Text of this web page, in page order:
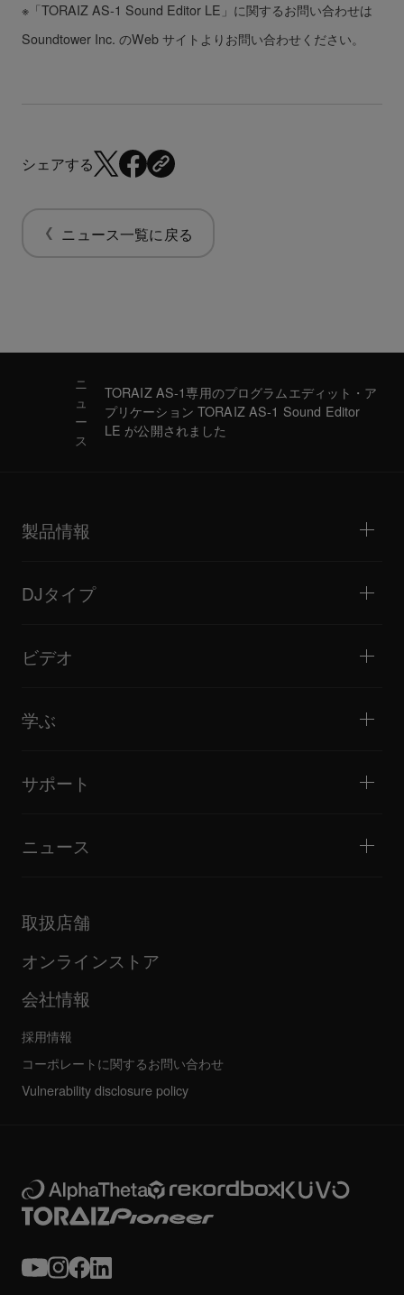
※「TORAIZ AS-1 Sound Editor LE」に関するお問い合わせは
Soundtower Inc. のWeb サイトよりお問い合わせください。
シェアする
ニュース一覧に戻る
ニ
ュ
ー
ス
TORAIZ AS-1専用のプログラムエディット・ア
プリケーション TORAIZ AS-1 Sound Editor
LE が公開されました
製品情報
DJミキサー
オールインワンDJシステム
DJサンプラー
DJエフェクター
モニタースピーカー
ポータブルDJスピーカー
DJタイプ
ライブストリーミング
ミニクラブ / バー・ラウンジ
バトル / パフォーマンス
音楽制作
ビデオ
チュートリアル
ヒント・テクニック
カルチャー
ドキュメンタリー
学ぶ
DJスクール
Open format/Hip Hop DJにお勧めの製品
サポート
サポートゲートウェイを見る
ファームウェア・ドライバのダウンロード
FAQ
コミュニティフォーラム
サービス、修理、保証
ニュース
企業情報
その他
取扱店舗
オンラインストア
会社情報
採用情報
コーポレートに関するお問い合わせ
Vulnerability disclosure policy